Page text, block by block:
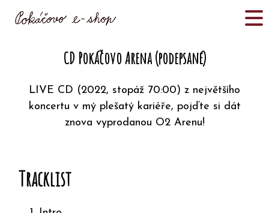
CD Pokáčovo Arena (podepsané)
LIVE CD (2022, stopáž 70:00) z největšího
koncertu v mý plešatý kariéře, pojďte si dát
znova vyprodanou O2 Arenu!
Tracklist